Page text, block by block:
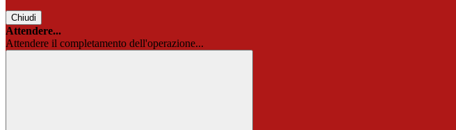
Chiudi
Attendere...
Attendere il completamento dell'operazione...